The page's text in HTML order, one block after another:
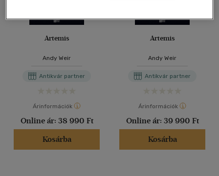
Artemis
Andy Weir
Antikvár partner
Árinformációk
Online ár: 38 990 Ft
Kosárba
Artemis
Andy Weir
Antikvár partner
Árinformációk
Online ár: 39 990 Ft
Kosárba